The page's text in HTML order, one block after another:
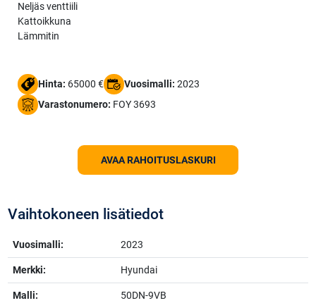
Neljäs venttiili
Kattoikkuna
Lämmitin
Hinta: 65000 € Vuosimalli: 2023
Varastonumero: FOY 3693
AVAA RAHOITUSLASKURI
Vaihtokoneen lisätiedot
Vuosimalli: 2023
Merkki: Hyundai
Malli: 50DN-9VB